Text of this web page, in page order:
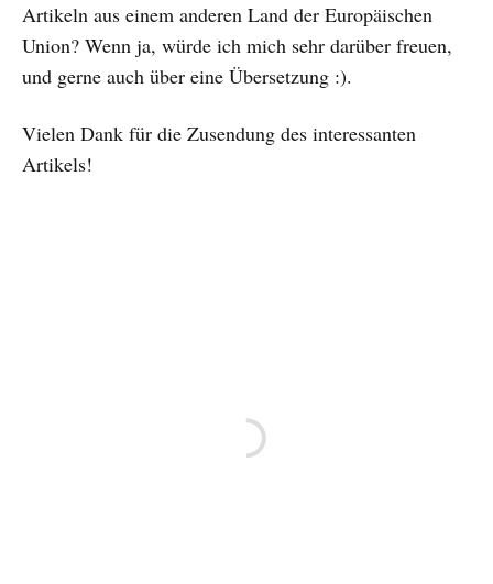
Artikeln aus einem anderen Land der Europäischen
Union? Wenn ja, würde ich mich sehr darüber freuen,
und gerne auch über eine Übersetzung :).
Vielen Dank für die Zusendung des interessanten
Artikels!